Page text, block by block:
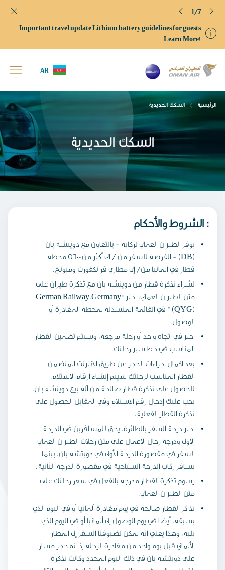
Important travel update Lithium battery guidelines for guests
Learn More!
1/7
AR
السكك الحديدية
الرئيسية السكك الحديدية
الشروط والأحكام :
يوفر الطيران العماني لركابه - بالتعاون مع دويتشه بان
(DB) - الفرصة للسفر من / إلى أكثر من 5600 محطة
قطار في ألمانيا من/ إلى مطاري فرانكفورت وميونخ.
لشراء تذكرة قطار من دويتشه بان مع تذكرة طيران على
متن الطيران العماني، اختر "German Railway،Germany
(QYG) " في القائمة المنسدلة بمحطة المغادرة أو
الوصول.
اختر في اتجاه واحد أو رحلة مرجعة، وسيتم تضمين القطار
المناسب في خط سير رحلتك.
بعد إكمال اجراءات الحجز عن طريق الانترنت المتضمن
القطار المناسب لرحلتك سيتم إنشاء أرقام الاستلام.
للحصول على تذكرة قطار صالحة من آلة بيع دويتشه بان،
يجب عليك إدخال رقم الاستلام وفي المقابل الحصول على
تذكرة القطار الفعلية.
اختر درجة السفر بالطائرة. يحق للمسافرين في الدرجة
الأولى ودرجة رجال الأعمال على متن رحلات الطيران العماني
السفر في مقصورة الدرجة الأولى في دويتشه بان. بينما
يسافر ركاب الدرجة السياحية في مقصورة الدرجة الثانية.
رسوم تذكرة القطار مدرجة بالفعل في سعر رحلتك على
متن الطيران العماني.
تذاكر القطار صالحة في يوم مغادرة ألمانيا أو في اليوم الذي
يسبقه، أيضا في يوم الوصول إلى ألمانيا أو في اليوم الذي
يليه، وهذا يعني أنه يمكن لضيوفنا السفر إلى المطار
الألماني قبل يوم واحد من مغادرة الرحلة إذا تم حجز مسار
على دويتشه بان في ذلك اليوم المحدد وكانت تذكرة